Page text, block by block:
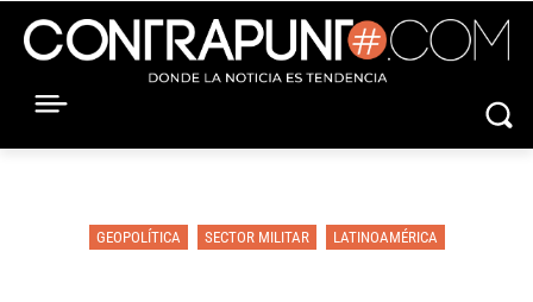
GEOPOLÍTICA SECTOR MILITAR LATINOAMÉRICA